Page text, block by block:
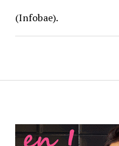
(Infobae).